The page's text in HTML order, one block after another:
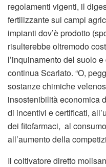
regolamenti vigenti, il
fertilizzante sui campi
impianti dov’è prodotto
risulterebbe oltremodo
l’inquinamento del suolo
continua Scarlato. “O,
sostanze chimiche
insostenibilità economica
di incentivi e certificati,
dei fitofarmaci, al
all’aumento della
Il coltivatore diretto